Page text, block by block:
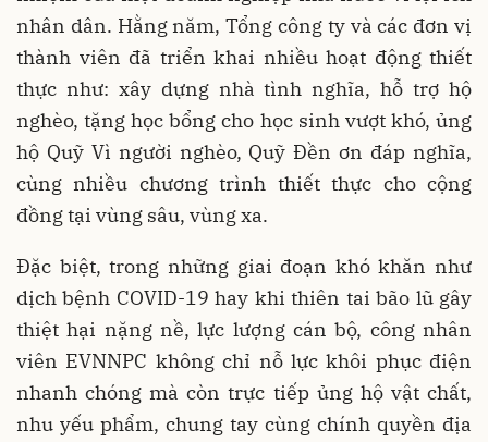
nhân dân. Hằng năm, Tổng công ty và các đơn vị
thành viên đã triển khai nhiều hoạt động thiết
thực như: xây dựng nhà tình nghĩa, hỗ trợ hộ
nghèo, tặng học bổng cho học sinh vượt khó, ủng
hộ Quỹ Vì người nghèo, Quỹ Đền ơn đáp nghĩa,
cùng nhiều chương trình thiết thực cho cộng
đồng tại vùng sâu, vùng xa.
Đặc biệt, trong những giai đoạn khó khăn như
dịch bệnh COVID-19 hay khi thiên tai bão lũ gây
thiệt hại nặng nề, lực lượng cán bộ, công nhân
viên EVNNPC không chỉ nỗ lực khôi phục điện
nhanh chóng mà còn trực tiếp ủng hộ vật chất,
nhu yếu phẩm, chung tay cùng chính quyền địa